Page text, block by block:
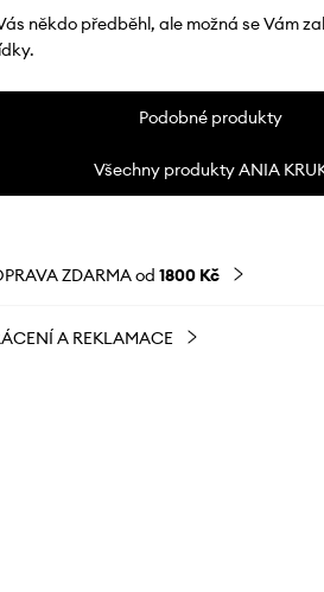
někdo předběhl, ale možná se Vám
Podobné produkty
Všechny produkty ANIA
ZDARMA od 1800 Kč
A REKLAMACE